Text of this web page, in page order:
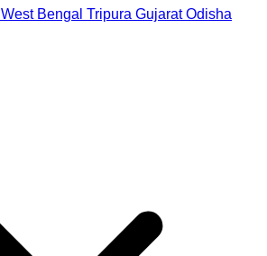
West Bengal Tripura Gujarat Odisha